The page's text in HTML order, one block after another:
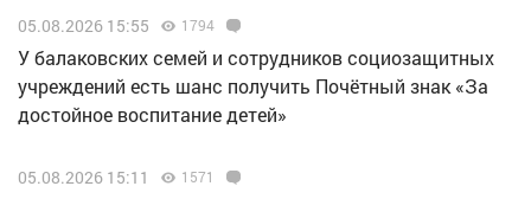
05.08.2026 15:55 1794
У балаковских семей и сотрудников социозащитных
учреждений есть шанс получить Почётный знак «За
достойное воспитание детей»
05.08.2026 15:11 1571